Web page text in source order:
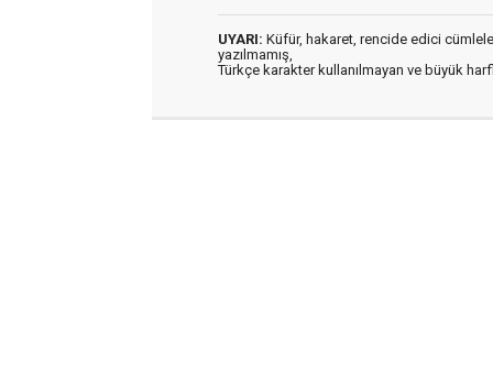
UYARI: Küfür, hakaret, rencide edici
yazılmamış,
Türkçe karakter kullanılmayan ve büyük